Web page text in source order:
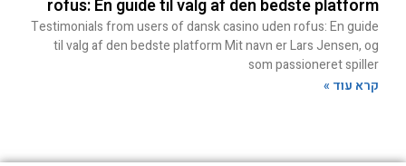
rofus: En guide til valg af den bedste platform
Testimonials from users of dansk casino uden rofus: En guide
til valg af den bedste platform Mit navn er Lars Jensen, og
som passioneret spiller
קרא עוד »